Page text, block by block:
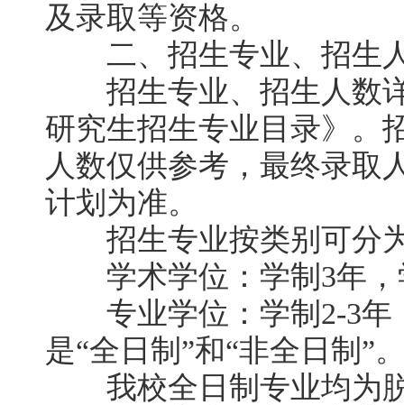
及录取等资格。
二、招生专业、招生
招生专业、招生人数详
研究生招生专业目录》。
人数仅供参考，最终录取
计划为准。
招生专业按类别可分
学术学位：学制3年，
专业学位：学制2-3年
是“全日制”和“非全日制”
我校全日制专业均为